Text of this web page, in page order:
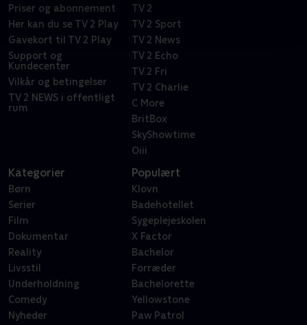
Priser og abonnement
Her kan du se TV 2 Play
Gavekort til TV 2 Play
Support og
Kundecenter
Vilkår og betingelser
TV 2 NEWS i offentligt
rum
TV 2
TV 2 Sport
TV 2 News
TV 2 Echo
TV 2 Fri
TV 2 Charlie
C More
BritBox
SkyShowtime
Oiii
Kategorier
Børn
Serier
Film
Dokumentar
Reality
Livsstil
Underholdning
Comedy
Nyheder
Populært
Klovn
Badehotellet
Sygeplejeskolen
X Factor
Bachelor
Forræder
Bachelorette
Yellowstone
Paw Patrol